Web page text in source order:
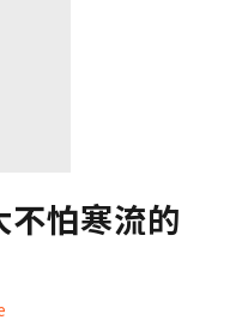
怕寒流的